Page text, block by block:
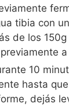
tibia con
de los 150g
10
hasta
dejás